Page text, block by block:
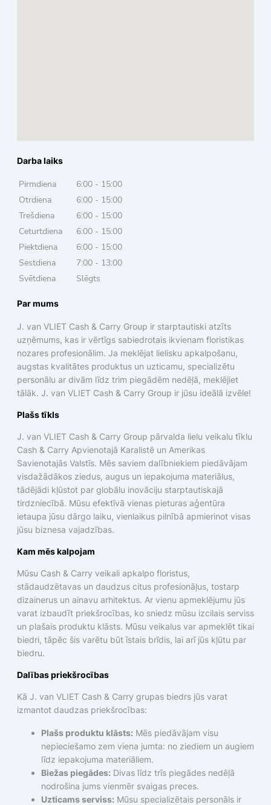
Darba laiks
Pirmdiena
6:00 - 15:00
Otrdiena
6:00 - 15:00
Trešdiena
6:00 - 15:00
Ceturtdiena
6:00 - 15:00
Piektdiena
6:00 - 15:00
Sestdiena
7:00 - 13:00
Svētdiena
Slēgts
Par mums
J. van VLIET Cash & Carry Group ir starptautiski atzīts
uzņēmums, kas ir vērtīgs sabiedrotais ikvienam floristikas
nozares profesionālim. Ja meklējat lielisku apkalpošanu,
augstas kvalitātes produktus un uzticamu, specializētu
personālu ar divām līdz trim piegādēm nedēļā, meklējiet
tālāk. J. van VLIET Cash & Carry Group ir jūsu ideālā izvēle!
Plašs tīkls
J. van VLIET Cash & Carry Group pārvalda lielu veikalu tīklu
Cash & Carry Apvienotajā Karalistē un Amerikas
Savienotajās Valstīs. Mēs saviem dalībniekiem piedāvājam
visdažādākos ziedus, augus un iepakojuma materiālus,
tādējādi kļūstot par globālu inovāciju starptautiskajā
tirdzniecībā. Mūsu efektīvā vienas pieturas aģentūra
ietaupa jūsu dārgo laiku, vienlaikus pilnībā apmierinot visas
jūsu biznesa vajadzības.
Kam mēs kalpojam
Mūsu Cash & Carry veikali apkalpo floristus,
stādaudzētavas un daudzus citus profesionāļus, tostarp
dizainerus un ainavu arhitektus. Ar vienu apmeklējumu jūs
varat izbaudīt priekšrocības, ko sniedz mūsu izcilais serviss
un plašais produktu klāsts. Mūsu veikalus var apmeklēt tikai
biedri, tāpēc šis varētu būt īstais brīdis, lai arī jūs kļūtu par
biedru.
Dalības priekšrocības
Kā J. van VLIET Cash & Carry grupas biedrs jūs varat
izmantot daudzas priekšrocības:
Plašs produktu klāsts: Mēs piedāvājam visu
nepieciešamo zem viena jumta: no ziediem un augiem
līdz iepakojuma materiāliem.
Biežas piegādes: Divas līdz trīs piegādes nedēļā
nodrošina jums vienmēr svaigas preces.
Uzticams serviss: Mūsu specializētais personāls ir